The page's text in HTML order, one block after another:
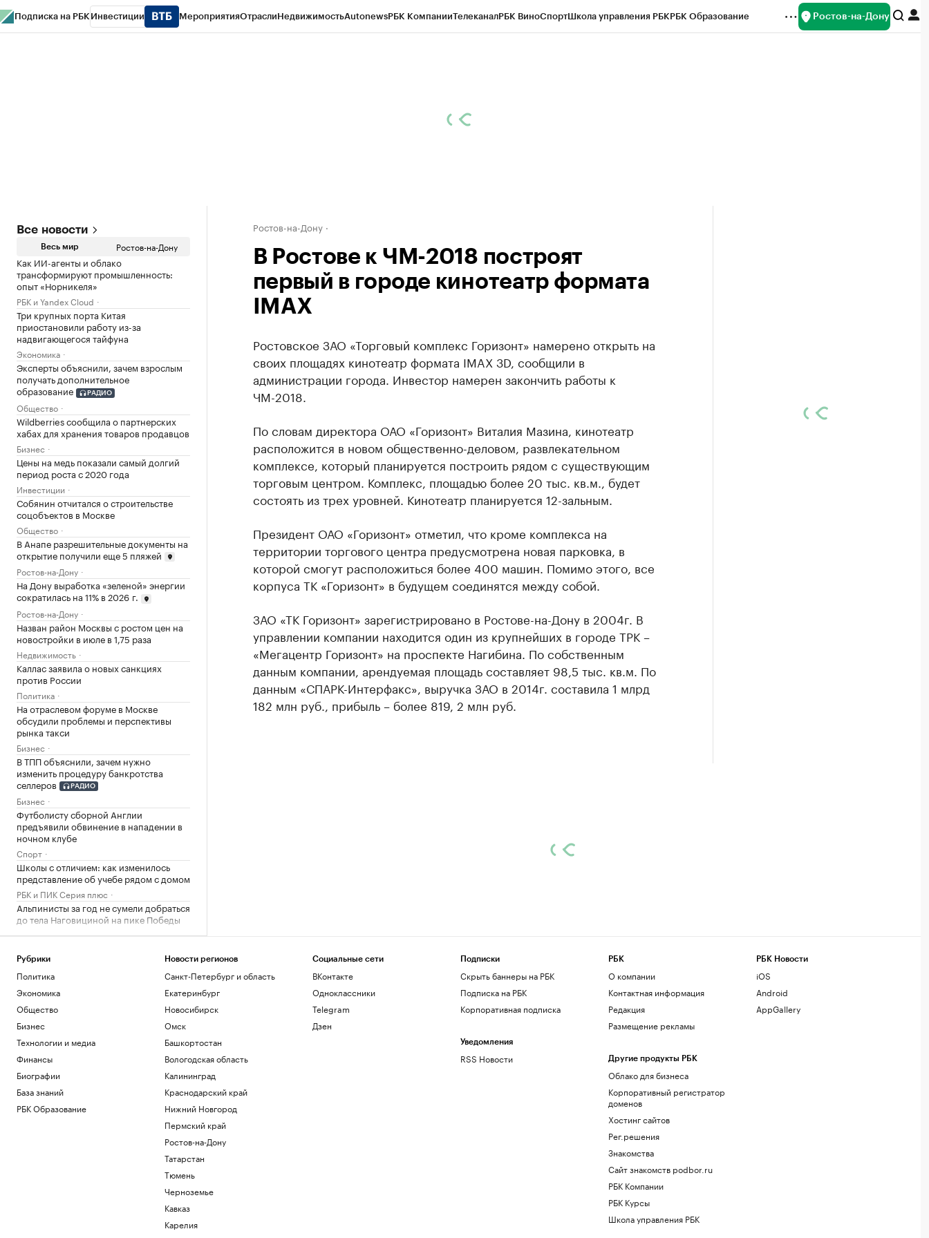
Подписка на РБК Инвестиции МероприятияОтраслиНедвижимостьAutonewsРБК КомпанииТелеканалРБК ВиноСпортШкола управления РБКРБК Образование Ростов-на-Дону
Все новости
Весь мир Ростов-на-Дону
Как ИИ-агенты и облако
трансформируют промышленность:
опыт «Норникеля»
РБК и Yandex Cloud
Три крупных порта Китая
приостановили работу из-за
надвигающегося тайфуна
Экономика
Эксперты объяснили, зачем взрослым
получать дополнительное
образование
РАДИО
Общество
Wildberries сообщила о партнерских
хабах для хранения товаров продавцов
Бизнес
Цены на медь показали самый долгий
период роста с 2020 года
Инвестиции
Собянин отчитался о строительстве
соцобъектов в Москве
Общество
В Анапе разрешительные документы на
открытие получили еще 5 пляжей
Ростов-на-Дону
На Дону выработка «зеленой» энергии
сократилась на 11% в 2026 г.
Ростов-на-Дону
Назван район Москвы с ростом цен на
новостройки в июле в 1,75 раза
Недвижимость
Каллас заявила о новых санкциях
против России
Политика
На отраслевом форуме в Москве
обсудили проблемы и перспективы
рынка такси
Бизнес
В ТПП объяснили, зачем нужно
изменить процедуру банкротства
селлеров
РАДИО
Бизнес
Футболисту сборной Англии
предъявили обвинение в нападении в
ночном клубе
Спорт
Школы с отличием: как изменилось
представление об учебе рядом с домом
РБК и ПИК Серия плюс
Альпинисты за год не сумели добраться
до тела Наговициной на пике Победы
Общество
понять, чем хочется заниматься
Образование
FT узнала о выборе ЕС — расширяться
«сейчас или никогда»
Политика
Почему доллар поднялся выше ₽82: 3
причины падения курса рубля
Инвестиции
Путин провел оперативное совещание
с членами Совбеза
Политика
Путин поговорил по телефону с
Ростов-на-Дону
В Ростове к ЧМ-2018 построят
первый в городе кинотеатр формата
IMAX
Ростовское ЗАО «Торговый комплекс Горизонт» намерено открыть на
своих площадях кинотеатр формата IMAX 3D, сообщили в
администрации города. Инвестор намерен закончить работы к
ЧМ-2018.
По словам директора ОАО «Горизонт» Виталия Мазина, кинотеатр
расположится в новом общественно-деловом, развлекательном
комплексе, который планируется построить рядом с существующим
торговым центром. Комплекс, площадью более 20 тыс. кв.м., будет
состоять из трех уровней. Кинотеатр планируется 12-зальным.
Президент ОАО «Горизонт» отметил, что кроме комплекса на
территории торгового центра предусмотрена новая парковка, в
которой смогут расположиться более 400 машин. Помимо этого, все
корпуса ТК «Горизонт» в будущем соединятся между собой.
ЗАО «ТК Горизонт» зарегистрировано в Ростове-на-Дону в 2004г. В
управлении компании находится один из крупнейших в городе ТРК –
«Мегацентр Горизонт» на проспекте Нагибина. По собственным
данным компании, арендуемая площадь составляет 98,5 тыс. кв.м. По
данным «СПАРК-Интерфакс», выручка ЗАО в 2014г. составила 1 млрд
182 млн руб., прибыль – более 819, 2 млн руб.
Рубрики
Политика
Экономика
Общество
Бизнес
Технологии и медиа
Финансы
Биографии
База знаний
РБК Образование
Новости регионов
Санкт-Петербург и область
Екатеринбург
Новосибирск
Омск
Башкортостан
Вологодская область
Калининград
Краснодарский край
Нижний Новгород
Пермский край
Ростов-на-Дону
Татарстан
Тюмень
Черноземье
Кавказ
Карелия
Социальные сети
ВКонтакте
Одноклассники
Telegram
Дзен
Подписки
Скрыть баннеры на РБК
Подписка на РБК
Корпоративная подписка
Уведомления
RSS Новости
РБК
О компании
Контактная информация
Редакция
Размещение рекламы
Другие продукты РБК
Облако для бизнеса
Корпоративный регистратор
доменов
Хостинг сайтов
Рег.решения
Знакомства
Сайт знакомств podbor.ru
РБК Компании
РБК Курсы
Школа управления РБК
РБК Новости
iOS
Android
AppGallery